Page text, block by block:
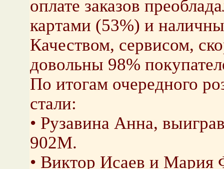
оплате заказов
картами (53%) и
Качеством, сервисом,
довольны 98%
По итогам очередного
стали:
• Рузавина Анна,
902M.
• Виктор Исаев и Мария